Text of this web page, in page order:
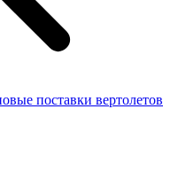
поставки вертолетов